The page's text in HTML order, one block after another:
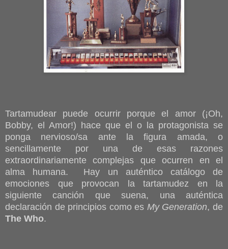
Tartamudear puede ocurrir porque el amor (¡Oh,
Bobby, el Amor!) hace que el o la protagonista se
ponga nervioso/sa ante la figura amada, o
sencillamente por una de esas razones
extraordinariamente complejas que ocurren en el
alma humana. Hay un auténtico catálogo de
emociones que provocan la tartamudez en la
siguiente canción que suena, una auténtica
declaración de principios como es My Generation, de
The Who.